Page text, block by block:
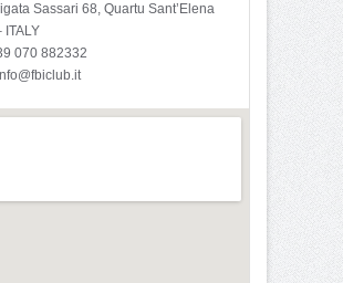
Sassari 68, Quartu Sant’Elena
ITALY
070 882332